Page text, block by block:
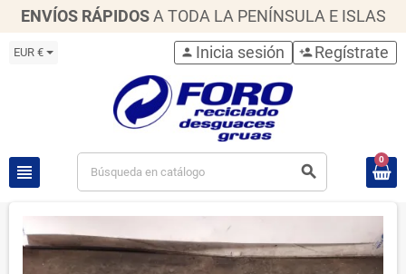
ENVÍOS RÁPIDOS A TODA LA PENÍNSULA E ISLAS
EUR €
view_headline search
person Inicia sesión person_add Regístrate
0